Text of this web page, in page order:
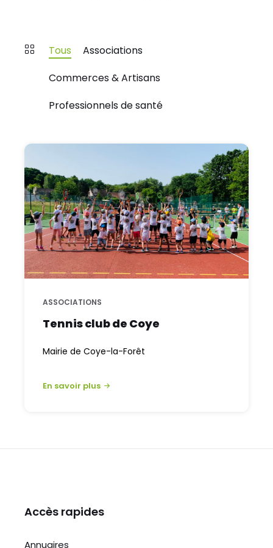
Tous
Associations
Commerces & Artisans
Professionnels de santé
Annuaire
Coye-
la-
Forêt
-
Association
Tennis
ASSOCIATIONS
Tennis club de Coye
Mairie de Coye-la-Forêt
En savoir plus
Accès rapides
Annuaires